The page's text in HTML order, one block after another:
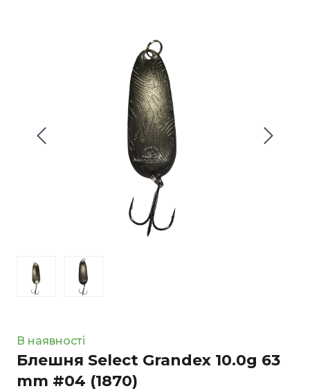
В наявності
Блешня Select Grandex 10.0g 63
mm #04 (1870)